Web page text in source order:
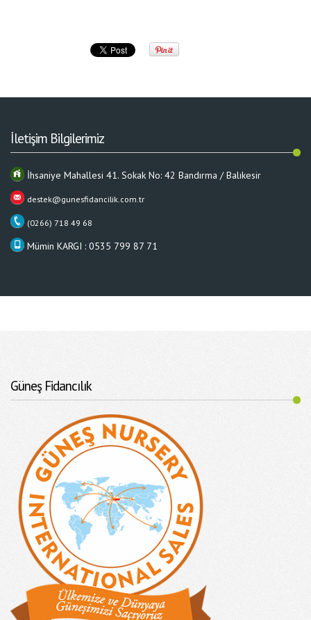
İletişim Bilgilerimiz
İhsaniye Mahallesi 41. Sokak No: 42 Bandırma / Balıkesir
destek@gunesfidancilik.com.tr
(0266) 718 49 68
Mümin KARGI : 0535 799 87 71
Güneş Fidancılık